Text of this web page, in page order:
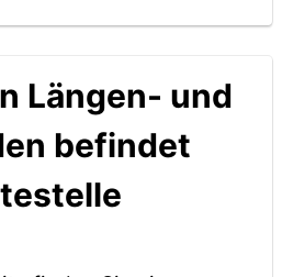
Längen- und
befindet